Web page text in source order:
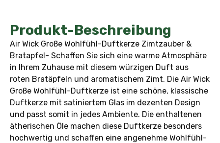
Produkt-Beschreibung
Air Wick Große Wohlfühl-Duftkerze Zimtzauber &
Bratapfel- Schaffen Sie sich eine warme Atmosphäre
in Ihrem Zuhause mit diesem würzigen Duft aus
roten Bratäpfeln und aromatischem Zimt. Die Air Wick
Große Wohlfühl-Duftkerze ist eine schöne, klassische
Duftkerze mit satiniertem Glas im dezenten Design
und passt somit in jedes Ambiente. Die enthaltenen
ätherischen Öle machen diese Duftkerze besonders
hochwertig und schaffen eine angenehme Wohlfühl-